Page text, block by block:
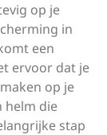
op je
in
een
ervoor dat je
op je
helm die
stap